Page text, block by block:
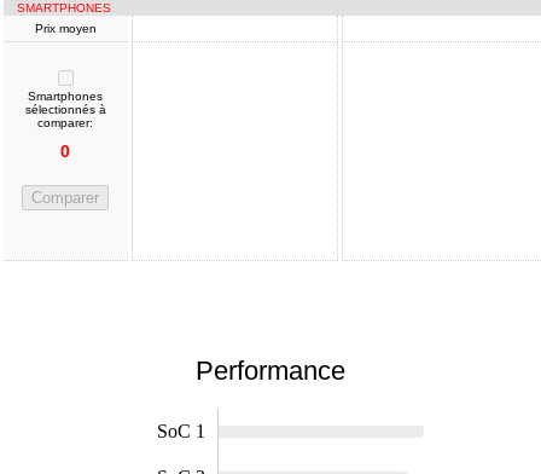
SMARTPHONES
Prix moyen
Smartphones
sélectionnés à
comparer:
0
Comparer
Performance
SoC 1